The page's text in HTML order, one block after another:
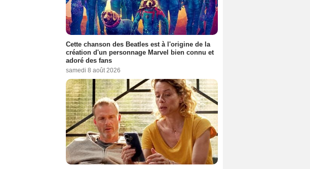
Cette chanson des Beatles est à l'origine de la
création d'un personnage Marvel bien connu et
adoré des fans
samedi 8 août 2026